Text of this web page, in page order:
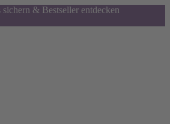
& Bestseller entdecken